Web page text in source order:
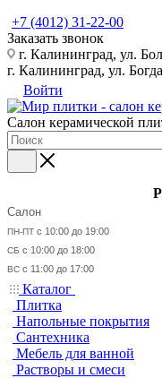
+7 (4012) 31-22-00
Заказать звонок
г. Калининград, ул.
г. Калининград, ул.
Войти
Салон керамической
Салон
ПН-ПТ с 10:00 до 19:00
СБ с 10:00 до 18:00
ВС с 11:00 до 17:00
Каталог
Плитка
Напольные покрытия
Сантехника
Мебель для ванной
Растворы и смеси